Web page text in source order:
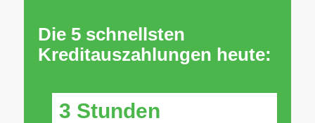
Die 5 schnellsten
Kreditauszahlungen heute:
3 Stunden